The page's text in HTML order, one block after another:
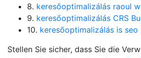
8. keresőoptimalizálás raoul
9. keresőoptimalizálás CRS
10. keresőoptimalizálás is seo
Stellen Sie sicher, dass Sie die